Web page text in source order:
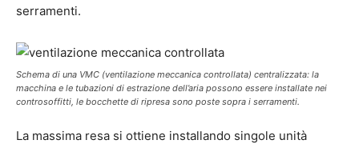
serramenti.
Schema di una VMC (ventilazione meccanica controllata) centralizzata: la
macchina e le tubazioni di estrazione dell’aria possono essere installate nei
controsoffitti, le bocchette di ripresa sono poste sopra i serramenti.
La massima resa si ottiene installando singole unità